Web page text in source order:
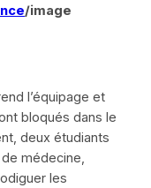
/image
l’équipage et
bloqués dans le
deux étudiants
médecine,
les